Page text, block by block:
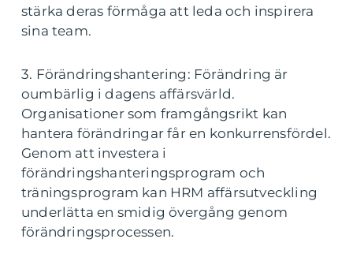
stärka deras förmåga att leda och inspirera
sina team.
3. Förändringshantering: Förändring är
oumbärlig i dagens affärsvärld.
Organisationer som framgångsrikt kan
hantera förändringar får en konkurrensfördel.
Genom att investera i
förändringshanteringsprogram och
träningsprogram kan HRM affärsutveckling
underlätta en smidig övergång genom
förändringsprocessen.